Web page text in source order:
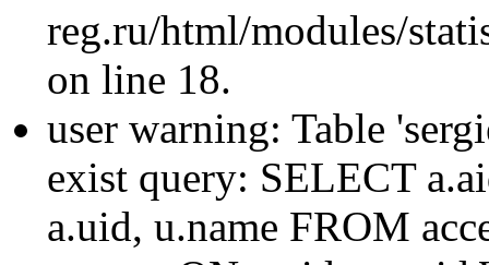
reg.ru/html/modules/
on line 18.
user warning: Table
exist query: SELECT
a.uid, u.name FROM